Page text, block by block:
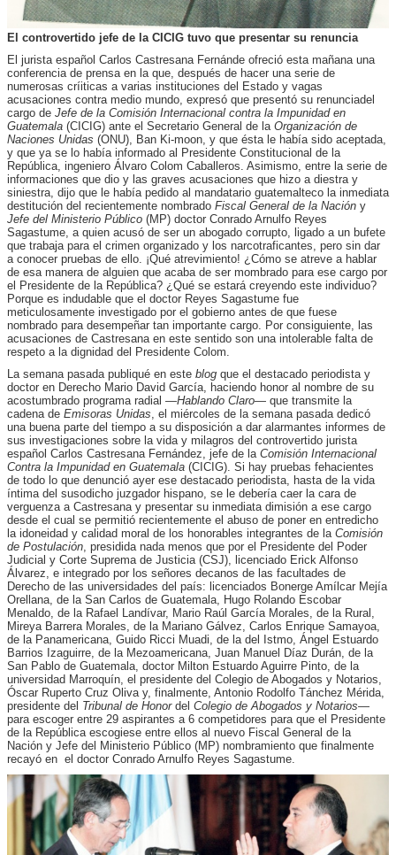
El controvertido jefe de la CICIG tuvo que presentar su renuncia
El jurista español Carlos Castresana Fernánde ofreció esta mañana una
conferencia de prensa en la que, después de hacer una serie de
numerosas críiticas a varias instituciones del Estado y vagas
acusaciones contra medio mundo, expresó que presentó su renunciadel
cargo de Jefe de la Comisión Internacional contra la Impunidad en
Guatemala (CICIG) ante el Secretario General de la Organización de
Naciones Unidas (ONU), Ban Ki-moon, y que ésta le había sido aceptada,
y que ya se lo había informado al Presidente Constitucional de la
República, ingeniero Álvaro Colom Caballeros. Asimismo, entre la serie de
informaciones que dio y las graves acusaciones que hizo a diestra y
siniestra, dijo que le había pedido al mandatario guatemalteco la inmediata
destitución del recientemente nombrado Fiscal General de la Nación y
Jefe del Ministerio Público (MP) doctor Conrado Arnulfo Reyes
Sagastume, a quien acusó de ser un abogado corrupto, ligado a un bufete
que trabaja para el crimen organizado y los narcotraficantes, pero sin dar
a conocer pruebas de ello. ¡Qué atrevimiento! ¿Cómo se atreve a hablar
de esa manera de alguien que acaba de ser mombrado para ese cargo por
el Presidente de la República? ¿Qué se estará creyendo este individuo?
Porque es indudable que el doctor Reyes Sagastume fue
meticulosamente investigado por el gobierno antes de que fuese
nombrado para desempeñar tan importante cargo. Por consiguiente, las
acusaciones de Castresana en este sentido son una intolerable falta de
respeto a la dignidad del Presidente Colom.
La semana pasada publiqué en este blog que el destacado periodista y
doctor en Derecho Mario David García, haciendo honor al nombre de su
acostumbrado programa radial —Hablando Claro— que transmite la
cadena de Emisoras Unidas, el miércoles de la semana pasada dedicó
una buena parte del tiempo a su disposición a dar alarmantes informes de
sus investigaciones sobre la vida y milagros del controvertido jurista
español Carlos Castresana Fernández, jefe de la Comisión Internacional
Contra la Impunidad en Guatemala (CICIG). Si hay pruebas fehacientes
de todo lo que denunció ayer ese destacado periodista, hasta de la vida
íntima del susodicho juzgador hispano, se le debería caer la cara de
verguenza a Castresana y presentar su inmediata dimisión a ese cargo
desde el cual se permitió recientemente el abuso de poner en entredicho
la idoneidad y calidad moral de los honorables integrantes de la Comisión
de Postulación, presidida nada menos que por el Presidente del Poder
Judicial y Corte Suprema de Justicia (CSJ), licenciado Erick Alfonso
Álvarez, e integrado por los señores decanos de las facultades de
Derecho de las universidades del país: licenciados Bonerge Amílcar Mejía
Orellana, de la San Carlos de Guatemala, Hugo Rolando Escobar
Menaldo, de la Rafael Landívar, Mario Raúl García Morales, de la Rural,
Mireya Barrera Morales, de la Mariano Gálvez, Carlos Enrique Samayoa,
de la Panamericana, Guido Ricci Muadi, de la del Istmo, Ángel Estuardo
Barrios Izaguirre, de la Mezoamericana, Juan Manuel Díaz Durán, de la
San Pablo de Guatemala, doctor Milton Estuardo Aguirre Pinto, de la
universidad Marroquín, el presidente del Colegio de Abogados y Notarios,
Óscar Ruperto Cruz Oliva y, finalmente, Antonio Rodolfo Tánchez Mérida,
presidente del Tribunal de Honordel Colegio de Abogados y Notarios—
para escoger entre 29 aspirantes a 6 competidores para que el Presidente
de la República escogiese entre ellos al nuevo Fiscal General de la
Nación y Jefe del Ministerio Público (MP) nombramiento que finalmente
recayó en el doctor Conrado Arnulfo Reyes Sagastume.